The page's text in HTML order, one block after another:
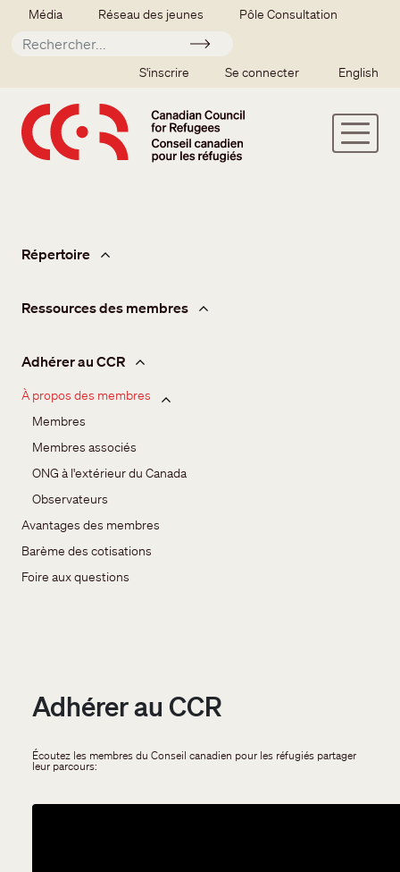
Aller au contenu principal
Secondary menu
Média Réseau des jeunes Pôle Consultation
Soumettre
SSO user menu
S'inscrire Se connecter English
Adhérer au CCR
Écoutez les membres du Conseil canadien pour les réfugiés partager
leur parcours:
Répertoire
Ressources des membres
Adhérer au CCR
À propos des membres
Membres
Membres associés
ONG à l'extérieur du Canada
Observateurs
Avantages des membres
Barème des cotisations
Foire aux questions